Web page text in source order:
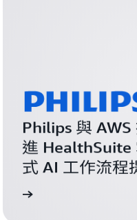
Philips 與
進 HealthSuite
式 AI 工作流程